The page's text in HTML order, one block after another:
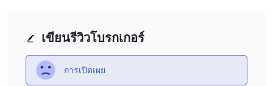
เขียนรีวิวโบรกเกอร์
การเปิดเผย